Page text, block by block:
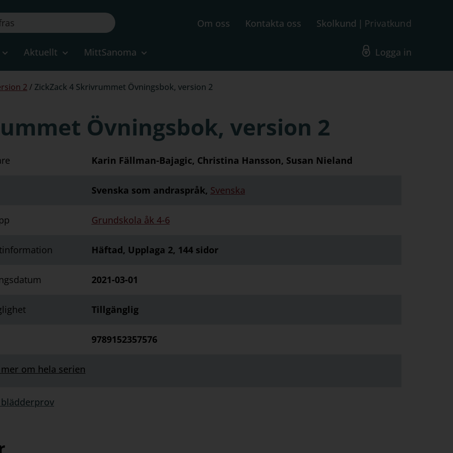
Om oss Kontakta oss Skolkund Privatkund
Aktuellt MittSanoma Logga in
2 / ZickZack 4 Skrivrummet Övningsbok, version 2
Övningsbok, version 2
Karin Fällman-Bajagic, Christina Hansson, Susan Nieland
Svenska som andraspråk, Svenska
Grundskola åk 4-6
Häftad, Upplaga 2, 144 sidor
2021-03-01
Tillgänglig
9789152357576
mer om hela serien
blädderprov